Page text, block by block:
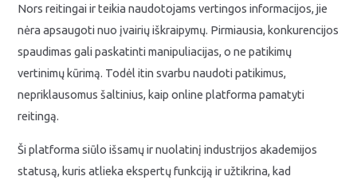
Nors reitingai ir teikia naudotojams vertingos informacijos, jie
nėra apsaugoti nuo įvairių iškraipymų. Pirmiausia, konkurencijos
spaudimas gali paskatinti manipuliacijas, o ne patikimų
vertinimų kūrimą. Todėl itin svarbu naudoti patikimus,
nepriklausomus šaltinius, kaip online platforma pamatyti
reitingą.
Ši platforma siūlo išsamų ir nuolatinį industrijos akademijos
statusą, kuris atlieka ekspertų funkciją ir užtikrina, kad